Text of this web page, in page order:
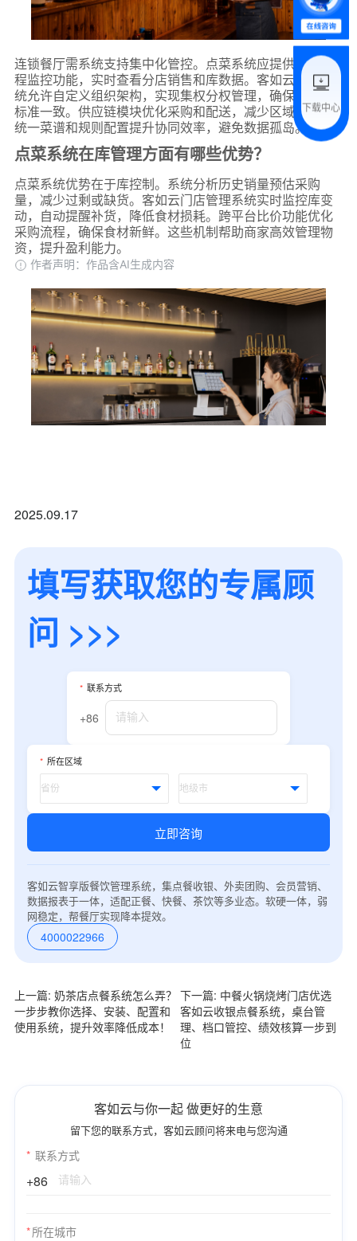
连锁餐厅需系统支持集中化管控。点菜系统应提供总部远
程监控功能，实时查看分店销售和库数据。客如云餐饮系
统允许自定义组织架构，实现集权分权管理，确保各门店
标准一致。供应链模块优化采购和配送，减少区域差异。
统一菜谱和规则配置提升协同效率，避免数据孤岛。
点菜系统在库管理方面有哪些优势？
点菜系统优势在于库控制。系统分析历史销量预估采购
量，减少过剩或缺货。客如云门店管理系统实时监控库变
动，自动提醒补货，降低食材损耗。跨平台比价功能优化
采购流程，确保食材新鲜。这些机制帮助商家高效管理物
资，提升盈利能力。
作者声明：作品含AI生成内容
2025.09.17
填写获取您的专属顾
问 >>>
* 联系方式
+86
* 所在区域
立即咨询
客如云智享版餐饮管理系统，集点餐收银、外卖团购、会员营销、
数据报表于一体，适配正餐、快餐、茶饮等多业态。软硬一体，弱
网稳定，帮餐厅实现降本提效。
4000022966
上一篇: 奶茶店点餐系统怎么弄？
一步步教你选择、安装、配置和
使用系统，提升效率降低成本！
下一篇: 中餐火锅烧烤门店优选
客如云收银点餐系统，桌台管
理、档口管控、绩效核算一步到
位
客如云与你一起 做更好的生意
留下您的联系方式，客如云顾问将来电与您沟通
* 联系方式
+86
*所在城市
下载中心
预约试用
我是老客户，了解最新优惠